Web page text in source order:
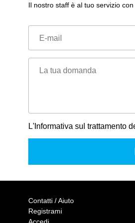
Il nostro staff è al tuo servizio
E-mail
La tua domanda
L'Informativa sul trattamento
Contatti / Aiuto
Registrami